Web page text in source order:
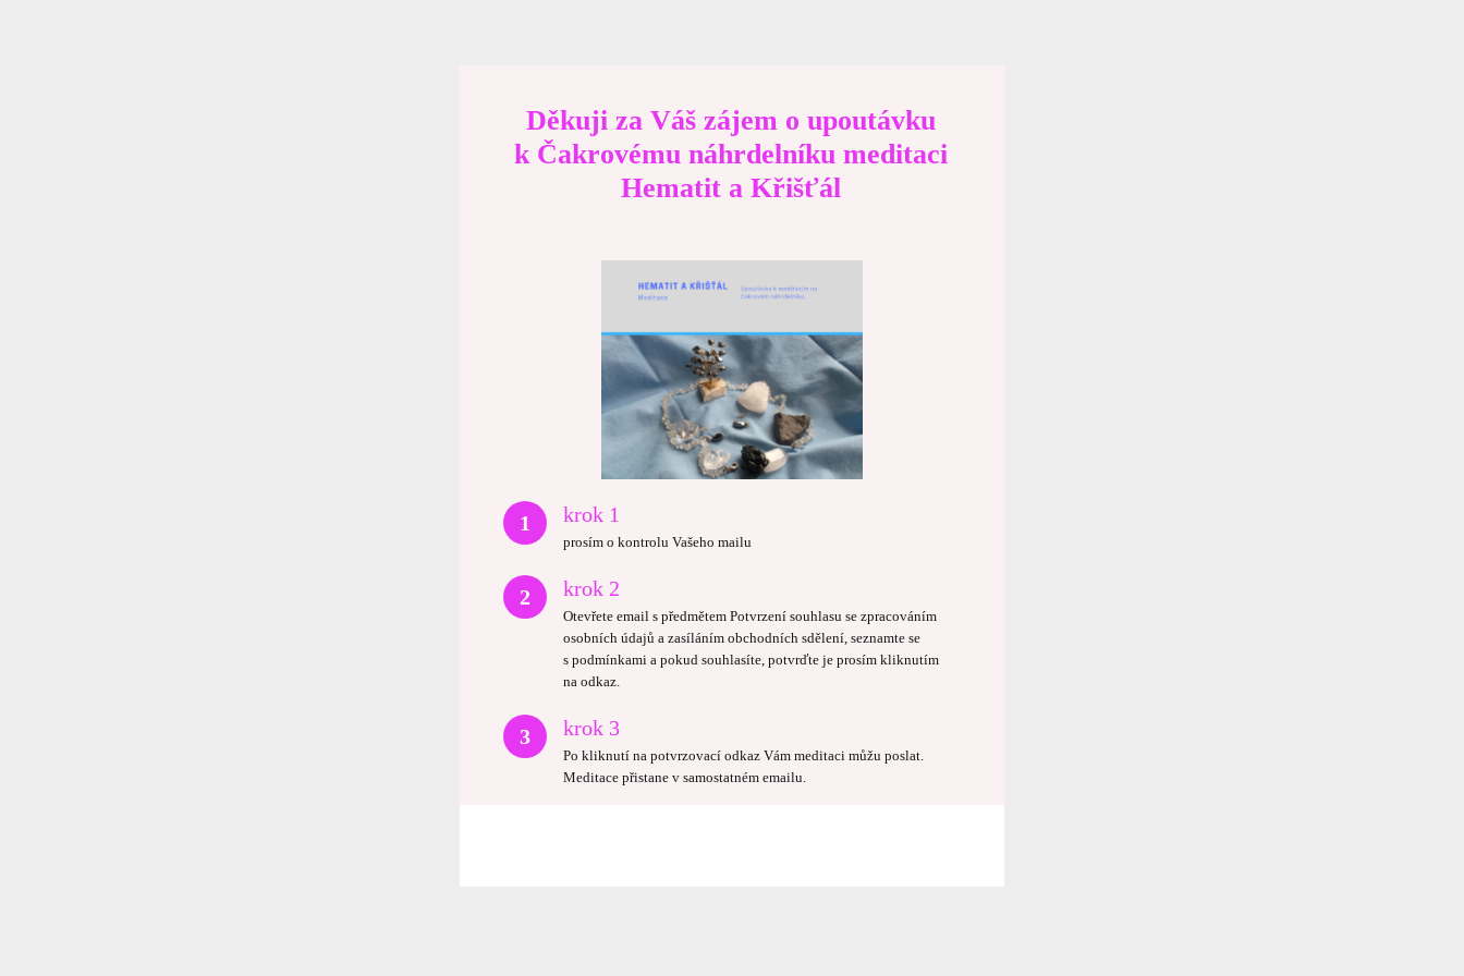
Děkuji za Váš zájem o upoutávku
k Čakrovému náhrdelníku meditaci
Hematit a Křišťál
1 krok 1
prosím o kontrolu Vašeho mailu
2 krok 2
Otevřete email s předmětem Potvrzení souhlasu se zpracováním
osobních údajů a zasíláním obchodních sdělení, seznamte se
s podmínkami a pokud souhlasíte, potvrďte je prosím kliknutím
na odkaz.
3 krok 3
Po kliknutí na potvrzovací odkaz Vám meditaci můžu poslat.
Meditace přistane v samostatném emailu.